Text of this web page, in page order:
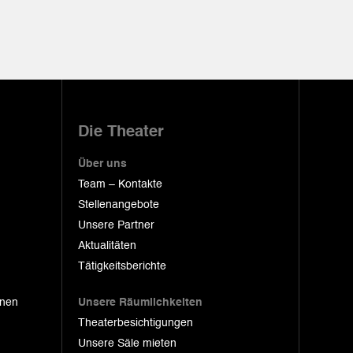
Die Theater
Über uns
Team – Kontakte
Stellenangebote
Unsere Partner
Aktualitäten
Tätigkeitsberichte
Unsere Räumlichkeiten
Theaterbesichtigungen
Unsere Säle mieten